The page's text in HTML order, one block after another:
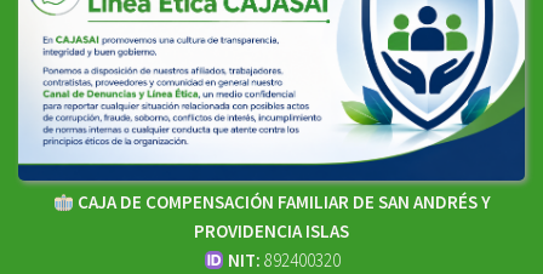
CAJA DE COMPENSACIÓN FAMILIAR DE SAN ANDRÉS Y
PROVIDENCIA ISLAS
NIT: 892400320